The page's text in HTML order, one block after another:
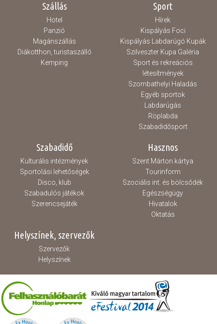
Szállás
Hotel
Panzió
Magánszállás
Diákotthon, turistaszálló
Kemping
Sport
Hírek
Kispályás Foci
Kispályás Labdarúgó Kupák
Szilveszter Kupa Galéria
Sport és rekreációs
létesítmények
Szombathelyi Haladás
Egyéb sportok
Labdarúgás
Röplabda
Szabadidősport
Szabadidő
Kulturális intézmények
Sportolási lehetőségek
Disco, klub
Szabadulós játékok
Szerencsejáték
Hasznos
Szent Márton kártya
Tourinform
Szociális int. és bölcsődék
Egészségügy
Hivatalok
Oktatás
Helyszínek, szervezők
Szervezők
Helyszínek